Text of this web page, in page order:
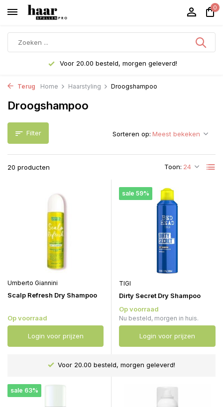
0
Voor 20.00 besteld, morgen geleverd!
Terug Home Haarstyling Droogshampoo
Droogshampoo
Filter
20 producten Toon:
Sorteren op:
Umberto Giannini
Scalp Refresh Dry Shampoo
Op voorraad
Login voor prijzen
sale 59%
TIGI
Dirty Secret Dry Shampoo
Op voorraad
Nu besteld, morgen in huis.
Login voor prijzen
Voor 20.00 besteld, morgen geleverd!
sale 63%